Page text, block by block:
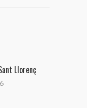
Llorenç